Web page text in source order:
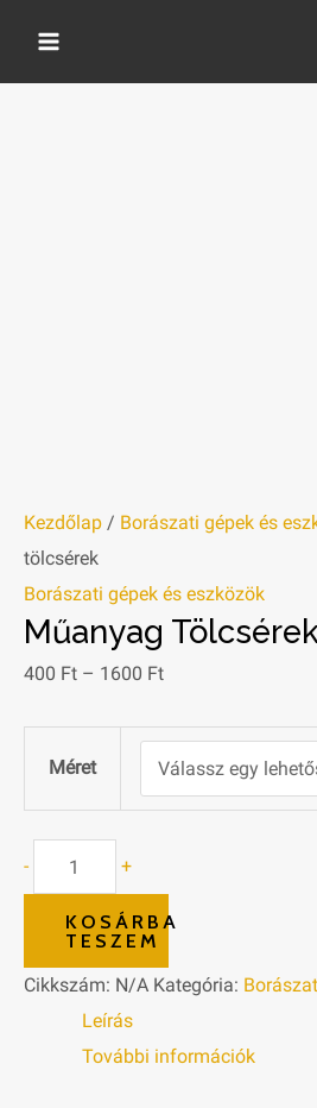
content
Kezdőlap / Borászati gépek és
tölcsérek
Borászati gépek és eszközök
Műanyag
400 Ft – 1600 Ft
-
Méret
-
tölcsérek
mennyiség
+
KOSÁRBA
TESZEM
Cikkszám: N/A Kategória:
Leírás
További információk